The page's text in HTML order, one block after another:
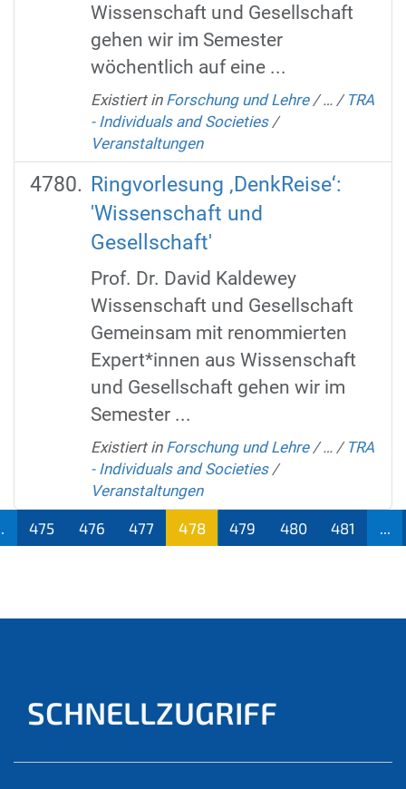
Wissenschaft und Gesellschaft
gehen wir im Semester
wöchentlich auf eine ...
Existiert in Forschung und Lehre /… / TRA
- Individuals and Societies /
Veranstaltungen
Ringvorlesung ‚DenkReise‘:
'Wissenschaft und
Gesellschaft'
Prof. Dr. David Kaldewey
Wissenschaft und Gesellschaft
Gemeinsam mit renommierten
Expert*innen aus Wissenschaft
und Gesellschaft gehen wir im
Semester ...
Existiert in Forschung und Lehre /… / TRA
- Individuals and Societies /
Veranstaltungen
475 476 477
478
479 480 481
SCHNELLZUGRIFF